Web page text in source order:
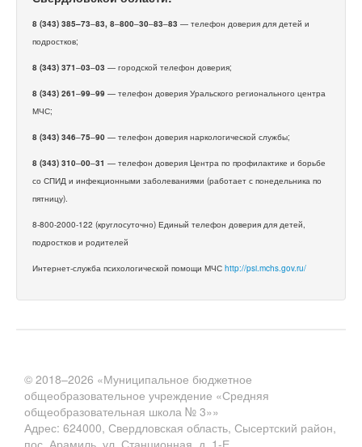
8 (343) 385–73–83, 8–800–30–83–83 — телефон доверия для детей и
подростков;
8 (343) 371–03–03 — городской телефон доверия;
8 (343) 261–99–99 — телефон доверия Уральского регионального центра
МЧС;
8 (343) 346–75–90 — телефон доверия наркологической службы;
8 (343) 310–00–31 — телефон доверия Центра по профилактике и борьбе
со СПИД и инфекционными заболеваниями (работает с понедельника по
пятницу).
8-800-2000-122 (круглосуточно) Единый телефон доверия для детей,
подростков и родителей
Интернет-служба психологической помощи МЧС http://psi.mchs.gov.ru/
© 2018–2026 «Муниципальное бюджетное
общеобразовательное учреждение «Средняя
общеобразовательная школа № 3»»
Адрес: 624000, Свердловская область, Сысертский район,